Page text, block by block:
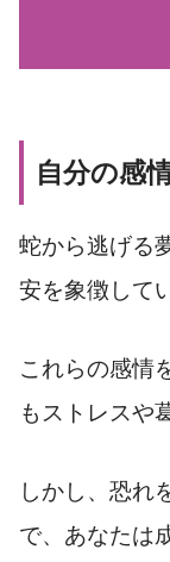
自分の感
蛇から逃げる
安を象徴して
これらの感情
もストレスや
しかし、恐れ
で、あなたは